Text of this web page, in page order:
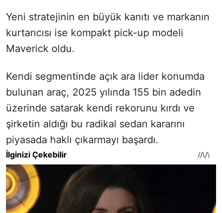
Yeni stratejinin en büyük kanıtı ve markanın
kurtarıcısı ise kompakt pick-up modeli
Maverick oldu.
Kendi segmentinde açık ara lider konumda
bulunan araç, 2025 yılında 155 bin adedin
üzerinde satarak kendi rekorunu kırdı ve
şirketin aldığı bu radikal sedan kararını
piyasada haklı çıkarmayı başardı.